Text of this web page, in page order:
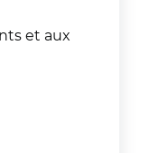
et aux